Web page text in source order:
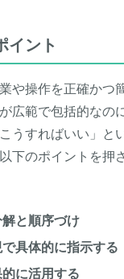
イント
や操作を正確かつ
広範で包括的なの
うすればいい」と
下のポイントを押
と順序づけ
具体的に指示する
に活用する